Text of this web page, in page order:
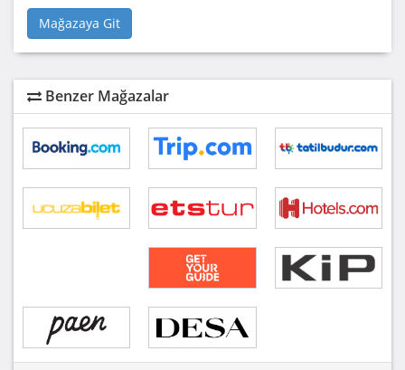
Mağazaya Git
Benzer Mağazalar